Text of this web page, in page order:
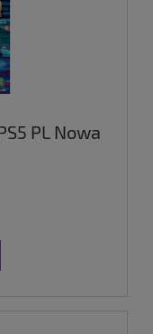
PL Nowa